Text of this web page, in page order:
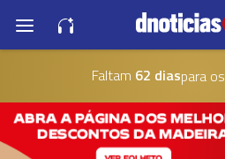
Faltam 62 diaspara os